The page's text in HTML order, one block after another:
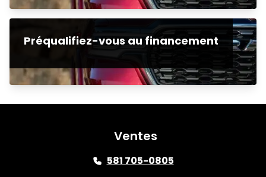
Préqualifiez-vous au financement
Ventes
581 705-0805